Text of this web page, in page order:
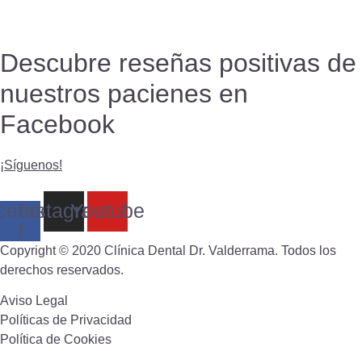
Descubre reseñas positivas de
nuestros pacienes en
Facebook
¡Síguenos!
f
Instagram
Youtube
Copyright © 2020 Clínica Dental Dr. Valderrama. Todos los
derechos reservados.
Aviso Legal
Políticas de Privacidad
Política de Cookies